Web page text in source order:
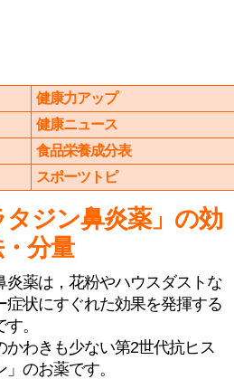
健康力アップ
健康ニュース
食品栄養成分表
スポーツトピ
タジン鼻炎薬」の効
分量
炎薬は，花粉やハウスダストな
症状にすぐれた効果を発揮する
。
かわきも少ない第2世代抗ヒス
のお薬です。